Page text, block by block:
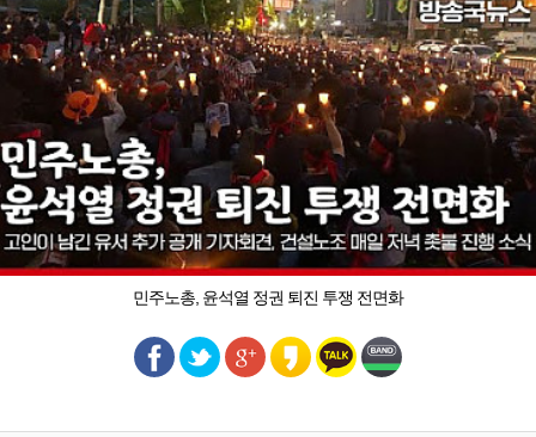
민주노총, 윤석열 정권 퇴진 투쟁 전면화